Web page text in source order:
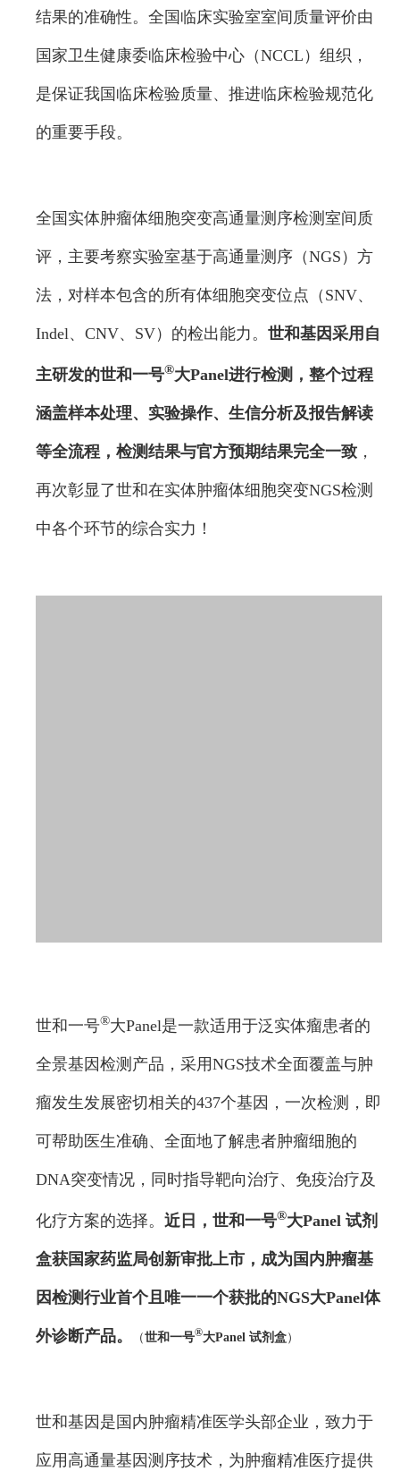
结果的准确性。全国临床实验室室间质量评价由
国家卫生健康委临床检验中心（NCCL）组织，
是保证我国临床检验质量、推进临床检验规范化
的重要手段。
全国实体肿瘤体细胞突变高通量测序检测室间质
评，主要考察实验室基于高通量测序（NGS）方
法，对样本包含的所有体细胞突变位点（SNV、
Indel、CNV、SV）的检出能力。 世和基因采用自
主研发的世和一号®大Panel进行检测，整个过程
涵盖样本处理、实验操作、生信分析及报告解读
等全流程 ，检测结果与官方预期结果完全一致 ，
再次彰显了世和在实体肿瘤体细胞突变NGS检测
中各个环节的综合实力！
世和一号®大Panel是一款适用于泛实体瘤患者的
全景基因检测产品，采用NGS技术全面覆盖与肿
瘤发生发展密切相关的437个基因，一次检测，即
可帮助医生准确、全面地了解患者肿瘤细胞的
DNA突变情况，同时指导靶向治疗、免疫治疗及
化疗方案的选择。 近日，世和一号®大Panel 试剂
盒获国家药监局创新审批上市，成为国内肿瘤基
因检测行业首个且唯一一个获批的NGS大Panel体
外诊断产品。 （世和一号®大Panel 试剂盒）
世和基因是国内肿瘤精准医学头部企业，致力于
应用高通量基因测序技术，为肿瘤精准医疗提供